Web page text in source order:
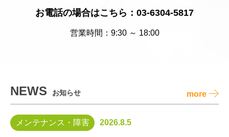
お電話の場合はこちら：03-6304-5817
営業時間：9:30 ～ 18:00
NEWS お知らせ more
メンテナンス・障害 2026.8.5